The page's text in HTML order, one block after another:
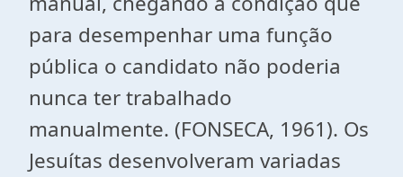
para desempenhar uma função
pública o candidato não poderia
nunca ter trabalhado
manualmente. (FONSECA, 1961). Os
Jesuítas desenvolveram variadas